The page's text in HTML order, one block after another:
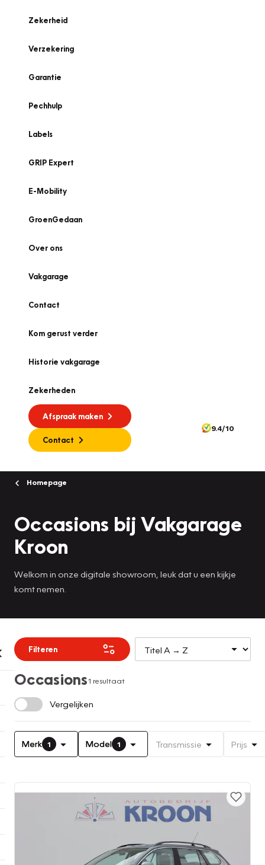
Zekerheid
Verzekering
Garantie
Pechhulp
Labels
GRIP Expert
E-Mobility
GroenGedaan
Over ons
Vakgarage
Contact
Kom gerust verder
Historie vakgarage
Zekerheden
Afspraak maken
Contact
9.4/10
Homepage
Occasions bij Vakgarage
Kroon
Welkom in onze digitale showroom, leuk dat u een kijkje
komt nemen.
Filteren
Occasions1 resultaat
Vergelijken
Merk 1 Model 1 Transmissie Prijs